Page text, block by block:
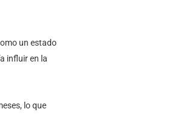
un estado
influir en la
lo que